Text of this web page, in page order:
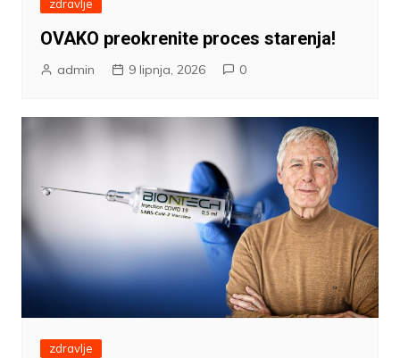
zdravlje
OVAKO preokrenite proces starenja!
admin 9 lipnja, 2026 0
zdravlje